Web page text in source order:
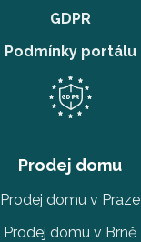
GDPR
Podmínky portálu
Prodej domu
Prodej domu v Praze
Prodej domu v Brně